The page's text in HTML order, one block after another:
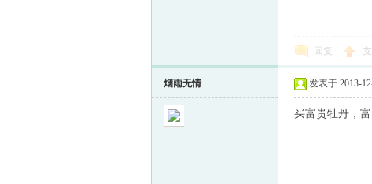
回复
烟雨无情 发表于 2013-
买富贵牡丹，